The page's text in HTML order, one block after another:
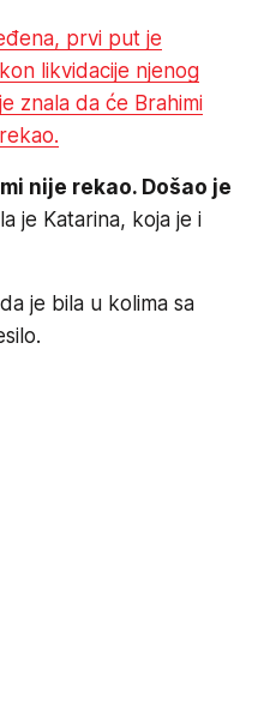
prvi put je
likvidacije njenog
znala da će Brahimi
nije rekao. Došao je
je Katarina, koja je i
je bila u kolima sa